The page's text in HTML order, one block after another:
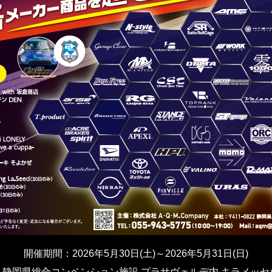
開催期間：2026年5月30日(土)～2026年5月31日(日)